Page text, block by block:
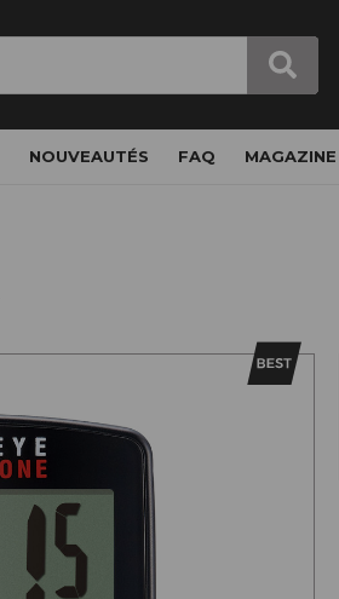
NOUVEAUTÉS FAQ MAGAZINE